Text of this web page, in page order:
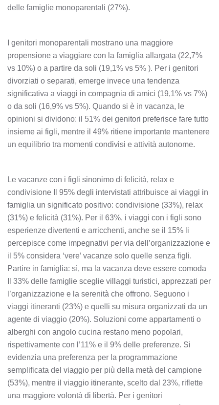
delle famiglie monoparentali (27%).
I genitori monoparentali mostrano una maggiore
propensione a viaggiare con la famiglia allargata (22,7%
vs 10%) o a partire da soli (19,1% vs 5% ). Per i genitori
divorziati o separati, emerge invece una tendenza
significativa a viaggi in compagnia di amici (19,1% vs 7%)
o da soli (16,9% vs 5%). Quando si è in vacanza, le
opinioni si dividono: il 51% dei genitori preferisce fare tutto
insieme ai figli, mentre il 49% ritiene importante mantenere
un equilibrio tra momenti condivisi e attività autonome.
Le vacanze con i figli sinonimo di felicità, relax e
condivisione Il 95% degli intervistati attribuisce ai viaggi in
famiglia un significato positivo: condivisione (33%), relax
(31%) e felicità (31%). Per il 63%, i viaggi con i figli sono
esperienze divertenti e arricchenti, anche se il 15% li
percepisce come impegnativi per via dell’organizzazione e
il 5% considera ‘vere’ vacanze solo quelle senza figli.
Partire in famiglia: sì, ma la vacanza deve essere comoda
Il 33% delle famiglie sceglie villaggi turistici, apprezzati per
l’organizzazione e la serenità che offrono. Seguono i
viaggi itineranti (23%) e quelli su misura organizzati da un
agente di viaggio (20%). Soluzioni come appartamenti o
alberghi con angolo cucina restano meno popolari,
rispettivamente con l’11% e il 9% delle preferenze. Si
evidenzia una preferenza per la programmazione
semplificata del viaggio per più della metà del campione
(53%), mentre il viaggio itinerante, scelto dal 23%, riflette
una maggiore volontà di libertà. Per i genitori